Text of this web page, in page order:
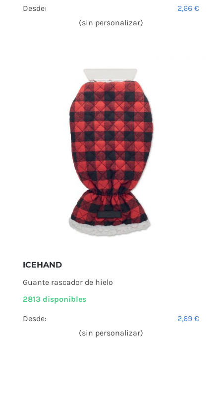
Desde: 2,66€
(sin personalizar)
ICEHAND
Guante rascador de hielo
2813 disponibles
Desde: 2,69€
(sin personalizar)